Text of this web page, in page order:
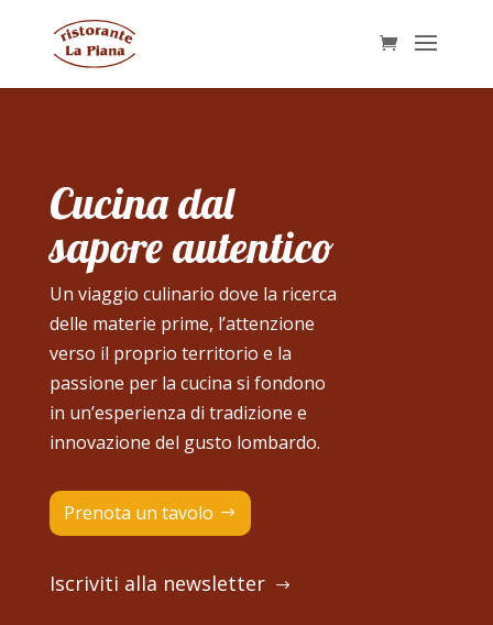
Cucina dal
sapore autentico
Un viaggio culinario dove la ricerca
delle materie prime, l’attenzione
verso il proprio territorio e la
passione per la cucina si fondono
in un’esperienza di tradizione e
innovazione del gusto lombardo.
Prenota un tavolo
Iscriviti alla newsletter